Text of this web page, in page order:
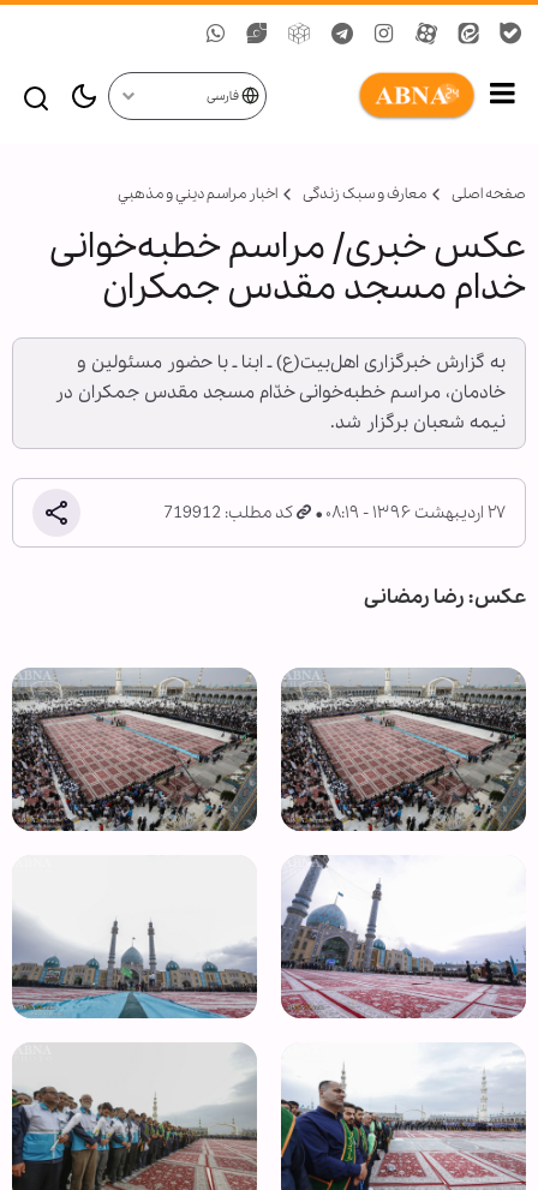
فارسی
صفحه اصلی معارف و سبک زندگی اخبار مراسم ديني و مذهبي
عکس خبری/ مراسم خطبه‌خوانی
خدام مسجد مقدس جمکران
به گزارش خبرگزاری اهل‌بیت(ع) ـ ابنا ـ با حضور مسئولین و
خادمان، مراسم خطبه‌خوانی خدّام مسجد مقدس جمکران در
نیمه شعبان برگزار شد.
۲۷ اردیبهشت ۱۳۹۶ - ۰۸:۱۹ کد مطلب: 719912
عکس: رضا رمضانی